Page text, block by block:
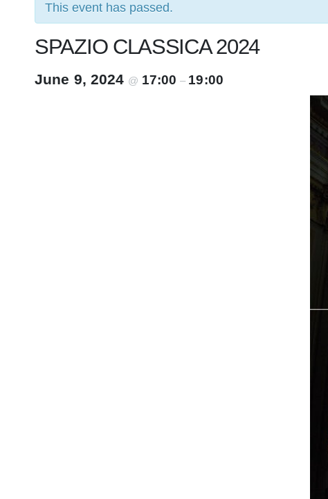
This event has passed.
SPAZIO CLASSICA 2024
June 9, 2024 @ 17:00– 19:00